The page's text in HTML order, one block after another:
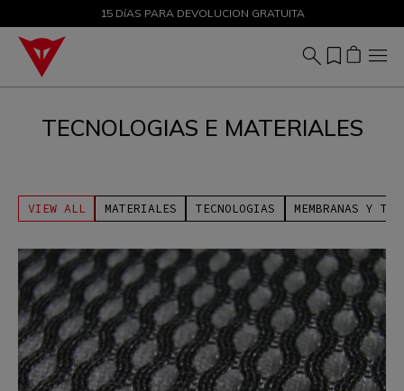
DESCUENTOS DE HASTA EL 50 % – ¡COMPRA AHORA
15 DíAS PARA DEVOLUCION GRATUITA
TECNOLOGIAS E MATERIALES
VIEW ALL MATERIALES TECNOLOGIAS MEMBRANAS Y